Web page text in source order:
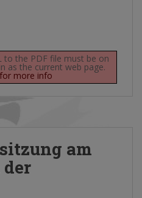
to the PDF file must be on
as the current web page.
more info
am
der